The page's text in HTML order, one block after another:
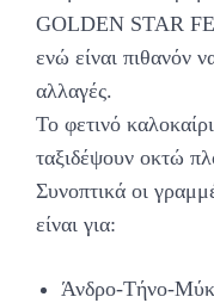
GOLDEN STAR
ενώ είναι πιθανόν
αλλαγές.
Το φετινό
ταξιδέψουν οκτώ
Συνοπτικά οι
είναι για:
Άνδρο-Τήνο-